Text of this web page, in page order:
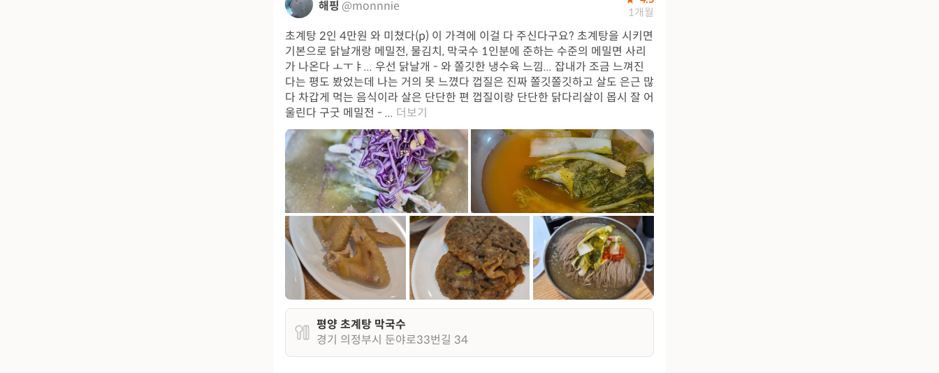
해핑 @monnnie 1개월
초계탕 2인 4만원 와 미쳤다(p) 이 가격에 이걸 다 주신다구요? 초계탕을 시키면
기본으로 닭날개랑 메밀전, 물김치, 막국수 1인분에 준하는 수준의 메밀면 사리
가 나온다 ㅗㅜㅑ... 우선 닭날개 - 와 쫄깃한 냉수육 느낌... 잡내가 조금 느껴진
다는 평도 봤었는데 나는 거의 못 느꼈다 껍질은 진짜 쫄깃쫄깃하고 살도 은근 많
다 차갑게 먹는 음식이라 살은 단단한 편 껍질이랑 단단한 닭다리살이 몹시 잘 어
울린다 구굿 메밀전 - ... 더보기
평양 초계탕 막국수
경기 의정부시 둔야로33번길 34